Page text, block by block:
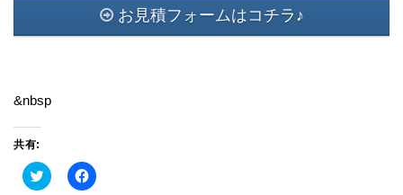
お見積フォームはコチラ♪
&nbsp
共有:
ク
リ
Facebook
で